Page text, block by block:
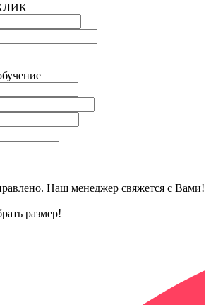
Наш менеджер свяжется с Вами!
размер!